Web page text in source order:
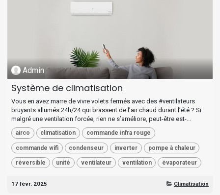
Admin
Système de climatisation
Vous en avez marre de vivre volets fermés avec des #ventilateurs
bruyants allumés 24h/24 qui brassent de l’air chaud durant l’été ? Si
malgré une ventilation forcée, rien ne s’améliore, peut-être est-...
airco climatisation commande infra rouge
commande wifi condenseur inverter pompe à chaleur
réversible unité ventilateur ventilation évaporateur
17 févr. 2025 Climatisation